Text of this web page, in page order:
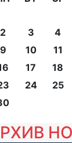
2
3 4
9
10 11
17 18
24 25